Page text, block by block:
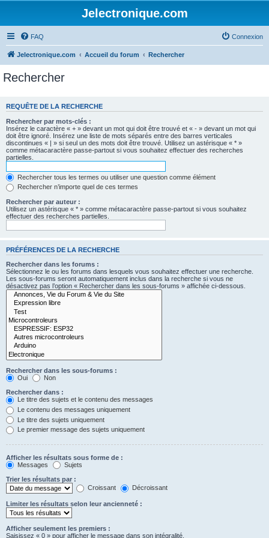
Jelectronique.com
FAQ Connexion
Jelectronique.com Accueil du forum Rechercher
Rechercher
REQUÊTE DE LA RECHERCHE
Rechercher par mots-clés :
Insérez le caractère « + » devant un mot qui doit être trouvé et « - » devant un mot qui
doit être ignoré. Insérez une liste de mots séparés entre des barres verticales
discontinues « | » si seul un des mots doit être trouvé. Utilisez un astérisque « * »
comme métacaractère passe-partout si vous souhaitez effectuer des recherches
partielles.
Rechercher tous les termes ou utiliser une question comme élément
Rechercher n’importe quel de ces termes
Rechercher par auteur :
Utilisez un astérisque « * » comme métacaractère passe-partout si vous souhaitez
effectuer des recherches partielles.
PRÉFÉRENCES DE LA RECHERCHE
Rechercher dans les forums :
Sélectionnez le ou les forums dans lesquels vous souhaitez effectuer une recherche.
Les sous-forums seront automatiquement inclus dans la recherche si vous ne
désactivez pas l’option « Rechercher dans les sous-forums » affichée ci-dessous.
Rechercher dans les sous-forums :
Oui
Non
Rechercher dans :
Le titre des sujets et le contenu des messages
Le contenu des messages uniquement
Le titre des sujets uniquement
Le premier message des sujets uniquement
Afficher les résultats sous forme de :
Messages
Sujets
Trier les résultats par :
Croissant
Décroissant
Limiter les résultats selon leur ancienneté :
Afficher seulement les premiers :
Saisissez « 0 » pour afficher le message dans son intégralité.